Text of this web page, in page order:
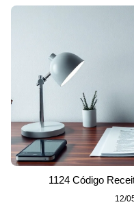
1124 Código
12/